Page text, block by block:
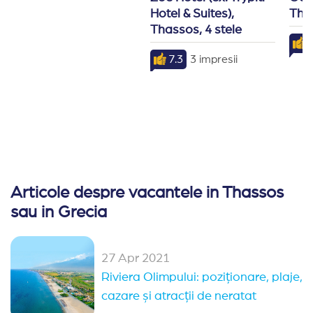
-Sezlongurile nu pot fi rezervate in avans.
-Nu este permisa iesirea din restaurante cu mancare
-Un cod vestimentar adecvat este obligatoriu in
Hotel & Suites),
Thassos, 4 stele
7.3 3 impresii
Articole despre vacantele in Thassos
sau in Grecia
27 Apr 2021
Riviera Olimpului: poziționare, plaje,
cazare și atracții de neratat